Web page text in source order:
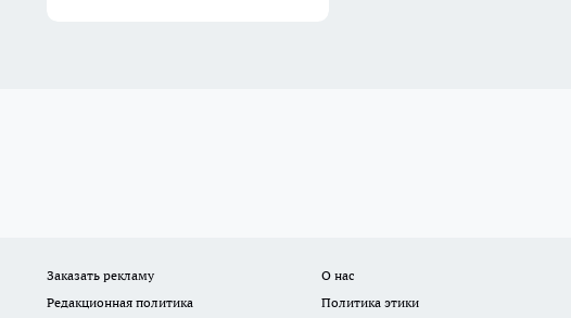
Заказать рекламу О нас
Редакционная политика
Политика этики